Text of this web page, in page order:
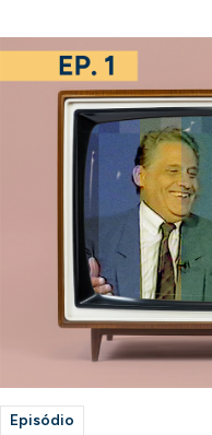
Episódio